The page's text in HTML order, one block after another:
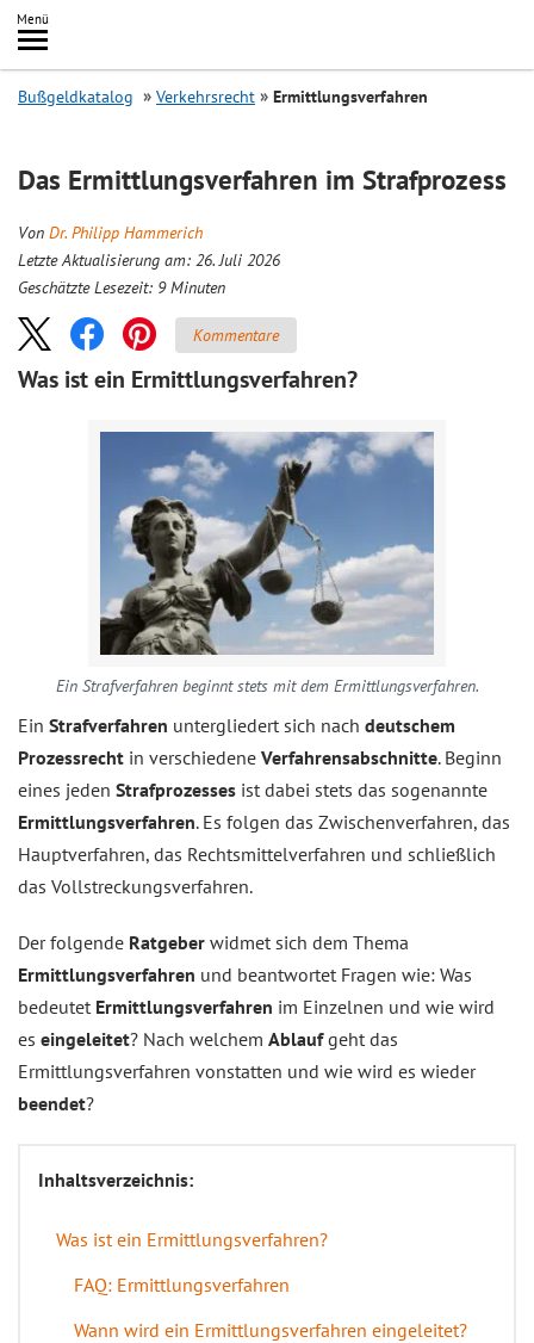
Inhalt
springen
Menü
Search
Bußgeldkatalog Verkehrsrecht Ermittlungsverfahren
Das Ermittlungsverfahren im Strafprozess
Von Dr. Philipp Hammerich
Letzte Aktualisierung am: 26. Juli 2026
Geschätzte Lesezeit: 9 Minuten
Kommentare
Was ist ein Ermittlungsverfahren?
Ein Strafverfahren beginnt stets mit dem Ermittlungsverfahren.
Ein Strafverfahren untergliedert sich nach deutschem
Prozessrecht in verschiedene Verfahrensabschnitte. Beginn
eines jeden Strafprozesses ist dabei stets das sogenannte
Ermittlungsverfahren. Es folgen das Zwischenverfahren, das
Hauptverfahren, das Rechtsmittelverfahren und schließlich
das Vollstreckungsverfahren.
Der folgende Ratgeber widmet sich dem Thema
Ermittlungsverfahren und beantwortet Fragen wie: Was
bedeutet Ermittlungsverfahren im Einzelnen und wie wird
es eingeleitet? Nach welchem Ablaufgeht das
Ermittlungsverfahren vonstatten und wie wird es wieder
beendet?
Inhaltsverzeichnis:
Was ist ein Ermittlungsverfahren?
FAQ: Ermittlungsverfahren
Wann wird ein Ermittlungsverfahren eingeleitet?